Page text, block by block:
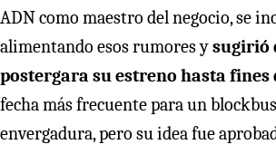
ADN como maestro del negocio, se
alimentando esos rumores ysugirió
postergara su estreno hasta fines
fecha más frecuente para un
envergadura, pero su idea fue